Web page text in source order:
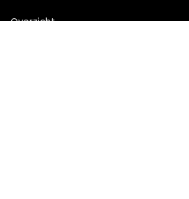
Overzicht